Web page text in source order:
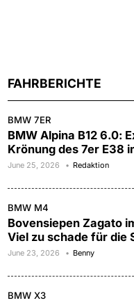
FAHRBERICHTE
BMW 7ER
BMW Alpina B12 6.0:
Krönung des 7er E38
June 25, 2026 Redaktion
BMW M4
Bovensiepen Zagato
Viel zu schade für die
June 23, 2026 Benny
BMW X3